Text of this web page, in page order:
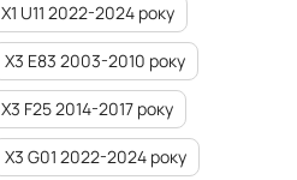
X1 U11 2022-2024 року
X3 E83 2003-2010 року
X3 F25 2014-2017 року
X3 G01 2022-2024 року